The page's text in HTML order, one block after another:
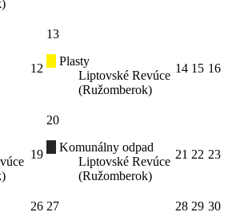
12
13
Plasty
Liptovské Revúce
(Ružomberok)
14 15 16
19
20
Komunálny odpad
Liptovské Revúce
(Ružomberok)
21 22 23
26 27 28 29 30